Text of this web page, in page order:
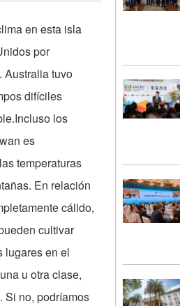
en esta isla
por
Australia tuvo
difíciles
los
es
temperaturas
En relación
cálido,
cultivar
lugares en el
u otra clase,
Si no, podríamos